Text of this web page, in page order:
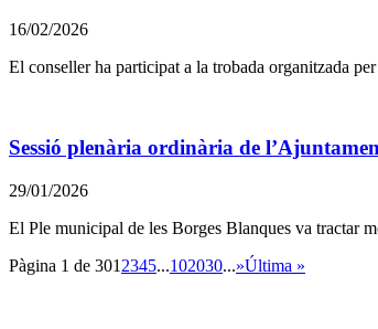
16/02/2026
El conseller ha participat a la trobada organitzada
Sessió plenària ordinària de
29/01/2026
El Ple municipal de les Borges Blanques va tractar
Pàgina 1 de 301 2345...102030...»Última »